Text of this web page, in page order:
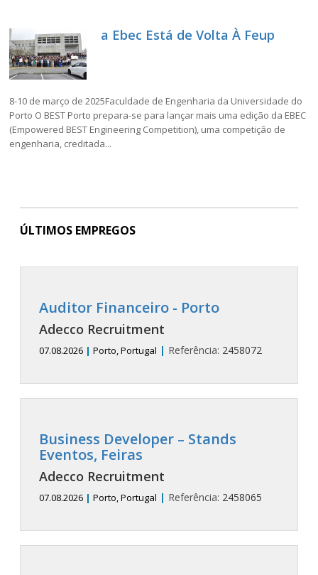
a Ebec Está de Volta À Feup
8-10 de março de 2025Faculdade de Engenharia da Universidade do
Porto O BEST Porto prepara-se para lançar mais uma edição da EBEC
(Empowered BEST Engineering Competition), uma competição de
engenharia, creditada...
ÚLTIMOS EMPREGOS
Auditor Financeiro - Porto
Adecco Recruitment
07.08.2026 | Porto, Portugal | Referência: 2458072
Business Developer – Stands
Eventos, Feiras
Adecco Recruitment
07.08.2026 | Porto, Portugal | Referência: 2458065